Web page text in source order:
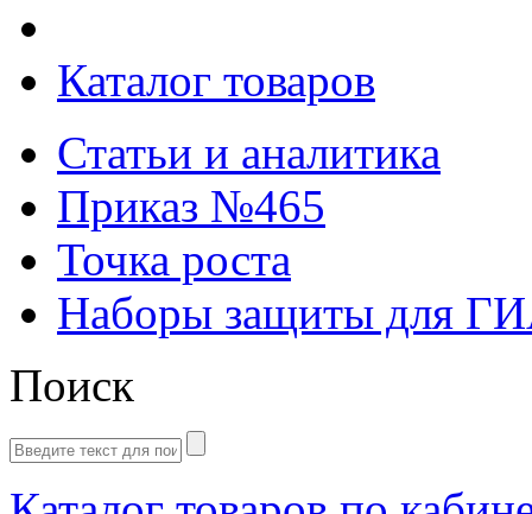
Каталог товаров
Статьи и аналитика
Приказ №465
Точка роста
Наборы защиты для
Поиск